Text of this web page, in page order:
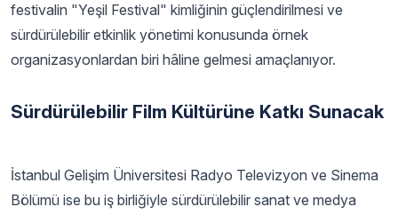
festivalin "Yeşil Festival" kimliğinin güçlendirilmesi ve
sürdürülebilir etkinlik yönetimi konusunda örnek
organizasyonlardan biri hâline gelmesi amaçlanıyor.
Sürdürülebilir Film Kültürüne Katkı Sunacak
İstanbul Gelişim Üniversitesi Radyo Televizyon ve Sinema
Bölümü ise bu iş birliğiyle sürdürülebilir sanat ve medya